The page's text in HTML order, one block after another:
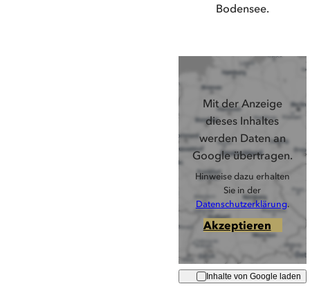
Bodensee.
Mit der Anzeige
dieses Inhaltes
werden Daten an
Google übertragen.
Hinweise dazu erhalten
Sie in der
Datenschutzerklärung.
Akzeptieren
Inhalte von Google laden